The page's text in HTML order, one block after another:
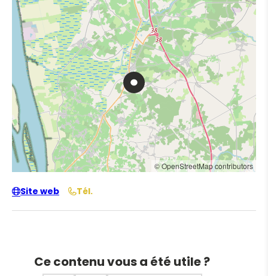
© OpenStreetMap contributors
Site web Tél.
Ce contenu vous a été utile ?